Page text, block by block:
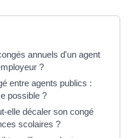
annuels d'un agent
?
entre agents publics :
possible ?
elle décaler son congé
scolaires ?